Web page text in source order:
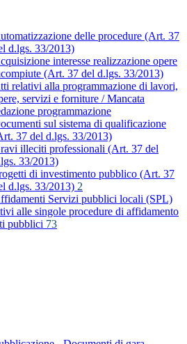
delle procedure (Art. 37
d.lgs. 33/2013)
interesse realizzazione opere
(Art. 37 del d.lgs. 33/2013)
relativi alla programmazione di lavori,
servizi e forniture / Mancata
programmazione
sul sistema di qualificazione
37 del d.lgs. 33/2013)
illeciti professionali (Art. 37 del
33/2013)
di investimento pubblico (Art. 37
d.lgs. 33/2013) 2
Servizi pubblici locali (SPL)
alle singole procedure di affidamento
pubblici 73